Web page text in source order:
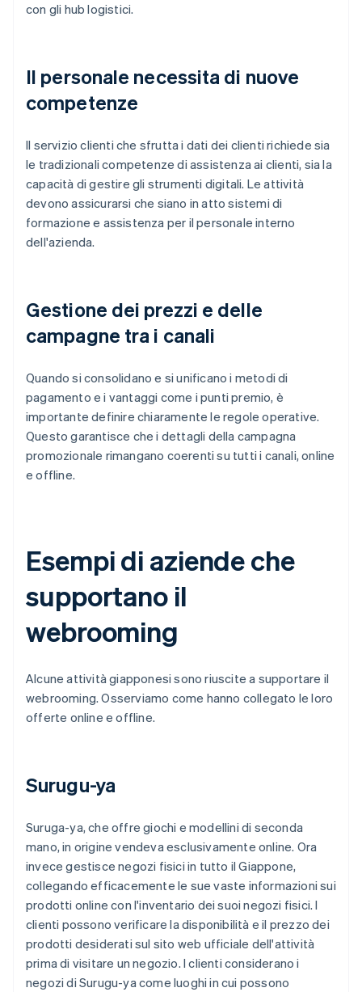
con gli hub logistici.
Il personale necessita di nuove
competenze
Il servizio clienti che sfrutta i dati dei clienti richiede sia
le tradizionali competenze di assistenza ai clienti, sia la
capacità di gestire gli strumenti digitali. Le attività
devono assicurarsi che siano in atto sistemi di
formazione e assistenza per il personale interno
dell'azienda.
Gestione dei prezzi e delle
campagne tra i canali
Quando si consolidano e si unificano i metodi di
pagamento e i vantaggi come i punti premio, è
importante definire chiaramente le regole operative.
Questo garantisce che i dettagli della campagna
promozionale rimangano coerenti su tutti i canali, online
e offline.
Esempi di aziende che
supportano il
webrooming
Alcune attività giapponesi sono riuscite a supportare il
webrooming. Osserviamo come hanno collegato le loro
offerte online e offline.
Surugu-ya
Suruga-ya, che offre giochi e modellini di seconda
mano, in origine vendeva esclusivamente online. Ora
invece gestisce negozi fisici in tutto il Giappone,
collegando efficacemente le sue vaste informazioni sui
prodotti online con l'inventario dei suoi negozi fisici. I
clienti possono verificare la disponibilità e il prezzo dei
prodotti desiderati sul sito web ufficiale dell'attività
prima di visitare un negozio. I clienti considerano i
negozi di Surugu-ya come luoghi in cui possono